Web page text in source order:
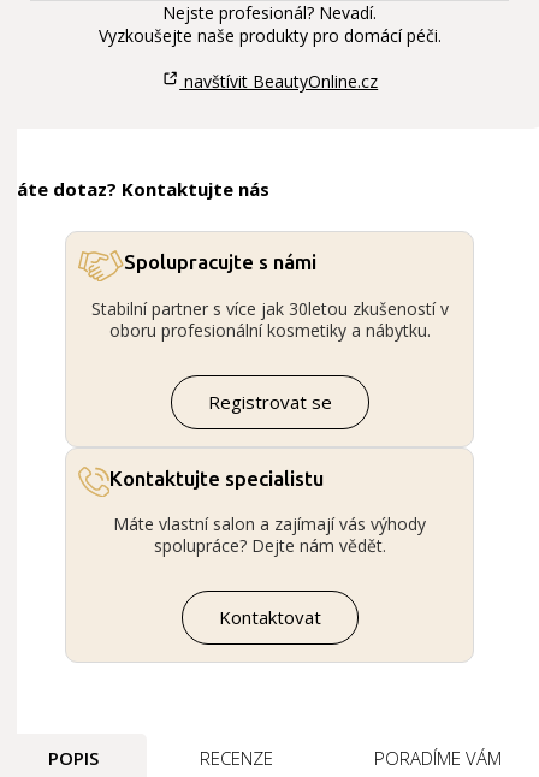
Nejste profesionál? Nevadí.
Vyzkoušejte naše produkty pro domácí péči.
navštívit BeautyOnline.cz
Máte dotaz? Kontaktujte nás
Spolupracujte s námi
Stabilní partner s více jak 30letou zkušeností v
oboru profesionální kosmetiky a nábytku.
Registrovat se
Kontaktujte specialistu
Máte vlastní salon a zajímají vás výhody
spolupráce? Dejte nám vědět.
Kontaktovat
POPIS RECENZE PORADÍME VÁM